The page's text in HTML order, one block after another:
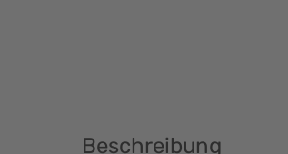
Beschreibung